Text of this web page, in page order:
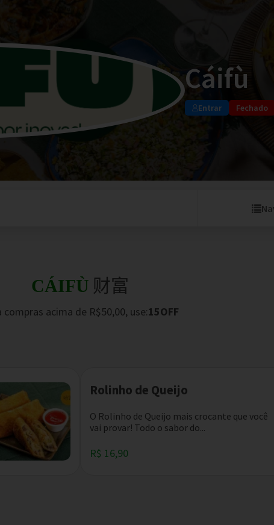
Cáifù
Entrar Fechado
CÁIFÙ 财富
compras acima de R$50,00, use:15OFF
Rolinho de Queijo
O Rolinho de Queijo mais crocante que você
vai provar! Todo o sabor do...
R$ 16,90